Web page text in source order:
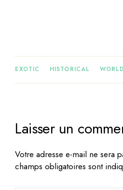
EXOTIC HISTORICAL WORLD
Laisser un
Votre adresse e-mail ne sera
champs obligatoires sont